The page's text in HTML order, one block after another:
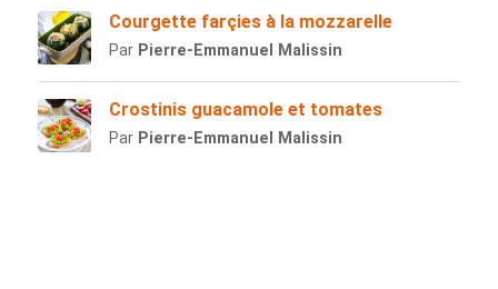
Courgette farçies à la mozzarelle
Par Pierre-Emmanuel Malissin
Crostinis guacamole et tomates
Par Pierre-Emmanuel Malissin